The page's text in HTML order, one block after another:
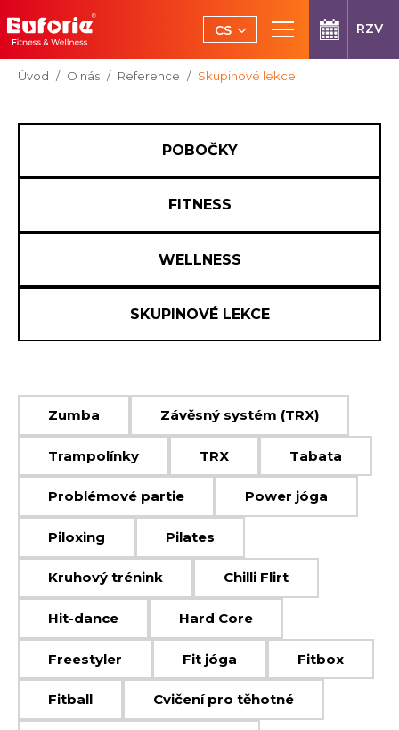
Přeskočit na hlavní obsah
CS
EN
RZV
Jsi tady:
Úvod O nás Reference Skupinové lekce
POBOČKY
FITNESS
WELLNESS
SKUPINOVÉ LEKCE
Zumba Závěsný systém (TRX)
Trampolínky TRX Tabata
Problémové partie Power jóga
Piloxing Pilates
Kruhový trénink Chilli Flirt
Hit-dance Hard Core
Freestyler Fit jóga Fitbox
Fitball Cvičení pro těhotné